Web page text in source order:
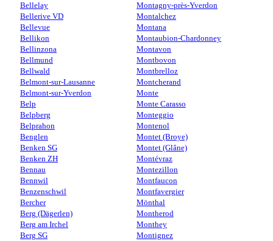
Bellelay
Bellerive VD
Bellevue
Bellikon
Bellinzona
Bellmund
Bellwald
Belmont-sur-Lausanne
Belmont-sur-Yverdon
Belp
Belpberg
Belprahon
Benglen
Benken SG
Benken ZH
Bennau
Bennwil
Benzenschwil
Bercher
Berg (Dägerlen)
Berg am Irchel
Berg SG
Montagny-près-Yverdon
Montalchez
Montana
Montaubion-Chardonney
Montavon
Montbovon
Montbrelloz
Montcherand
Monte
Monte Carasso
Monteggio
Montenol
Montet (Broye)
Montet (Glâne)
Montévraz
Montezillon
Montfaucon
Montfavergier
Mönthal
Montherod
Monthey
Montignez